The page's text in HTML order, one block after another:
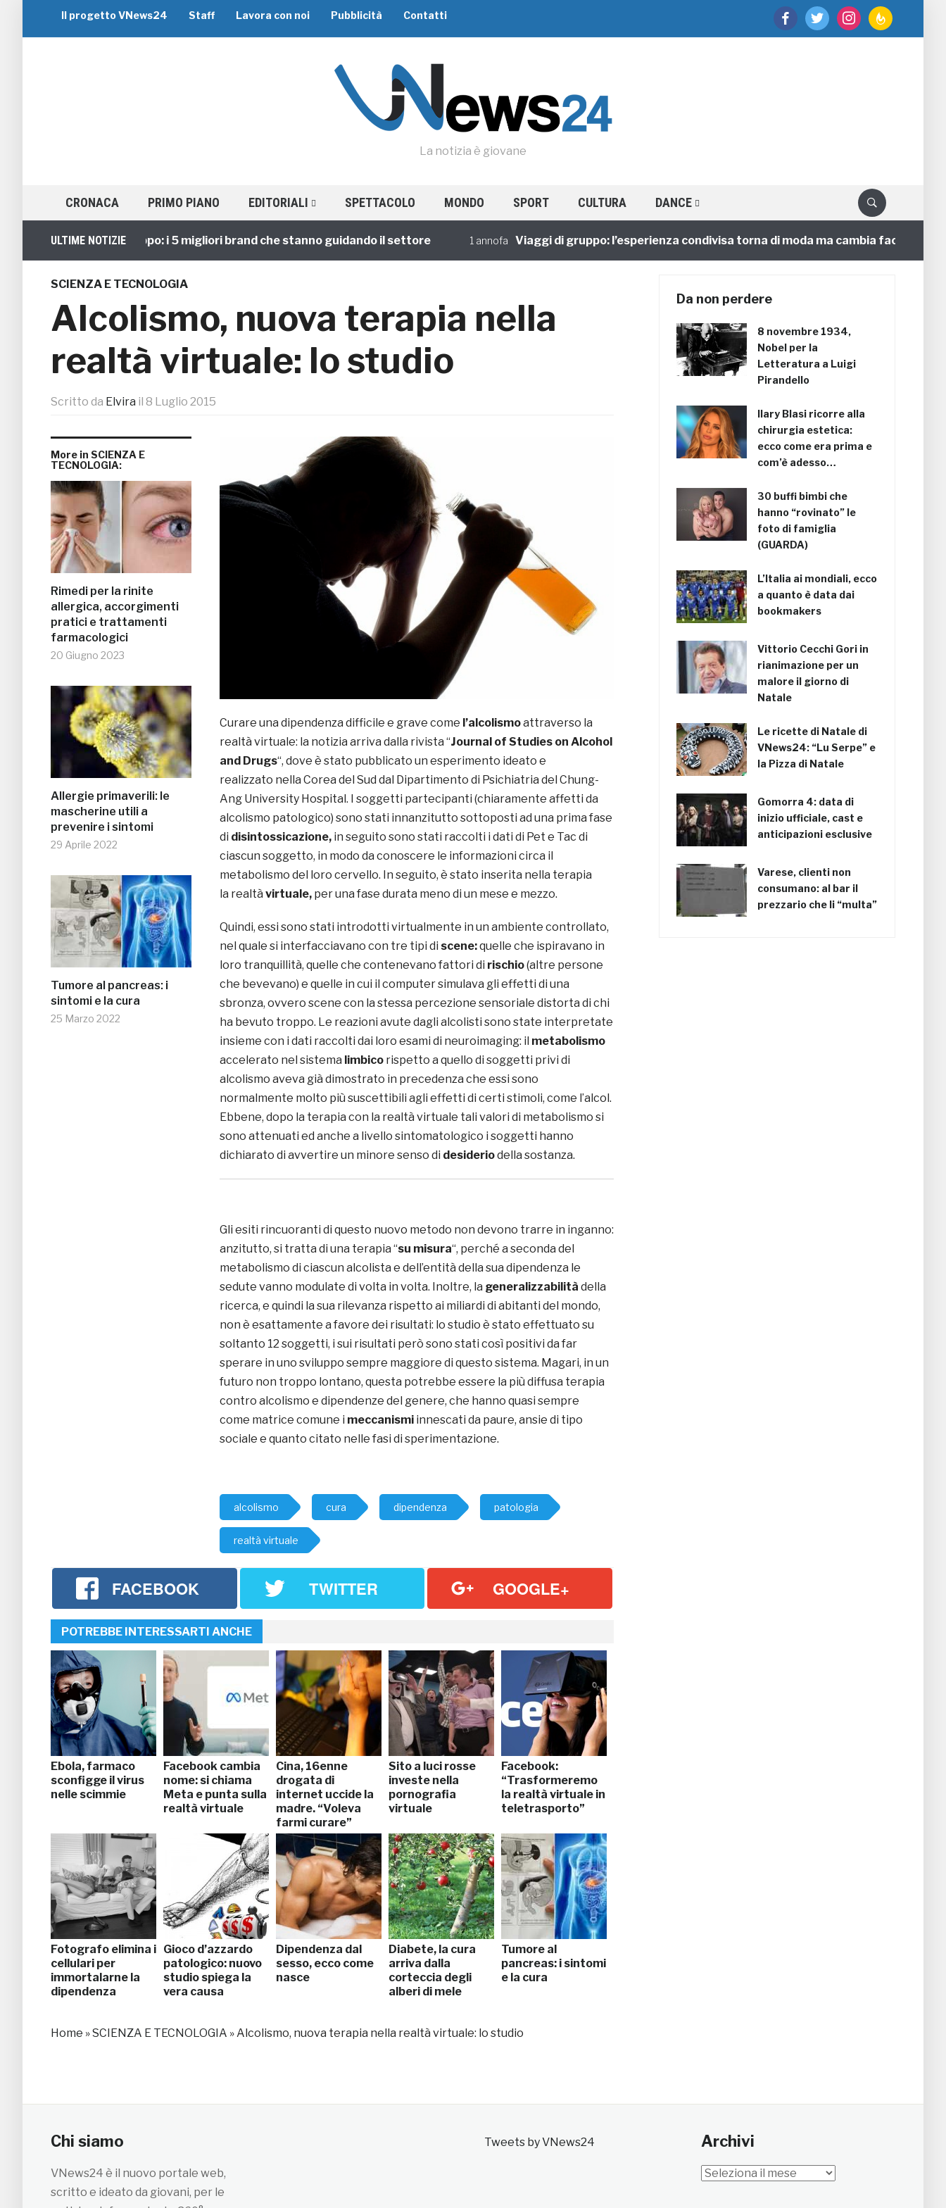
facebooktwitter instagramfeedburner
Il progetto VNews24 Staff Lavora con noi Pubblicità Contatti
La notizia è giovane
CRONACA PRIMO PIANO EDITORIALI SPETTACOLO MONDO SPORT CULTURA DANCE
ULTIME NOTIZIE
Viaggi di Gruppo: i 5 migliori brand che stanno guidando il settore 1 annofa Viaggi di gruppo: l’esperienza condivisa torna di moda ma cambia faccia
SCIENZA E TECNOLOGIA
Alcolismo, nuova terapia nella
realtà virtuale: lo studio
Scritto da Elvira il 8 Luglio 2015
More in SCIENZA E
TECNOLOGIA:
Rimedi per la rinite
allergica, accorgimenti
pratici e trattamenti
farmacologici
20 Giugno 2023
Allergie primaverili: le
mascherine utili a
prevenire i sintomi
29 Aprile 2022
Tumore al pancreas: i
sintomi e la cura
25 Marzo 2022
Curare una dipendenza difficile e grave come l’alcolismoattraverso la
realtà virtuale: la notizia arriva dalla rivista “Journal of Studies on Alcohol
and Drugs“, dove è stato pubblicato un esperimento ideato e
realizzato nella Corea del Sud dal Dipartimento di Psichiatria del Chung-
Ang University Hospital. I soggetti partecipanti (chiaramente affetti da
alcolismo patologico) sono stati innanzitutto sottoposti ad una prima fase
di disintossicazione, in seguito sono stati raccolti i dati di Pet e Tac di
ciascun soggetto, in modo da conoscere le informazioni circa il
metabolismo del loro cervello. In seguito, è stato inserita nella terapia
la realtà virtuale, per una fase durata meno di un mese e mezzo.
Quindi, essi sono stati introdotti virtualmente in un ambiente controllato,
nel quale si interfacciavano con tre tipi di scene:quelle che ispiravano in
loro tranquillità, quelle che contenevano fattori di rischio(altre persone
che bevevano) e quelle in cui il computer simulava gli effetti di una
sbronza, ovvero scene con la stessa percezione sensoriale distorta di chi
ha bevuto troppo. Le reazioni avute dagli alcolisti sono state interpretate
insieme con i dati raccolti dai loro esami di neuroimaging: il metabolismo
accelerato nel sistema limbico rispetto a quello di soggetti privi di
alcolismo aveva già dimostrato in precedenza che essi sono
normalmente molto più suscettibili agli effetti di certi stimoli, come l’alcol.
Ebbene, dopo la terapia con la realtà virtuale tali valori di metabolismo si
sono attenuati ed anche a livello sintomatologico i soggetti hanno
dichiarato di avvertire un minore senso di desideriodella sostanza.
Gli esiti rincuoranti di questo nuovo metodo non devono trarre in inganno:
anzitutto, si tratta di una terapia “su misura“, perché a seconda del
metabolismo di ciascun alcolista e dell’entità della sua dipendenza le
sedute vanno modulate di volta in volta. Inoltre, la generalizzabilità della
ricerca, e quindi la sua rilevanza rispetto ai miliardi di abitanti del mondo,
non è esattamente a favore dei risultati: lo studio è stato effettuato su
soltanto 12 soggetti, i sui risultati però sono stati così positivi da far
sperare in uno sviluppo sempre maggiore di questo sistema. Magari, in un
futuro non troppo lontano, questa potrebbe essere la più diffusa terapia
contro alcolismo e dipendenze del genere, che hanno quasi sempre
come matrice comune i meccanismi innescati da paure, ansie di tipo
sociale e quanto citato nelle fasi di sperimentazione.
alcolismo cura dipendenza patologia
realtà virtuale
FACEBOOK TWITTER GOOGLE+
POTREBBE INTERESSARTI ANCHE
Ebola, farmaco
sconfigge il virus
nelle scimmie
Facebook cambia
nome: si chiama
Meta e punta sulla
realtà virtuale
Cina, 16enne
drogata di
internet uccide la
madre. “Voleva
farmi curare”
Sito a luci rosse
investe nella
pornografia
virtuale
Facebook:
“Trasformeremo
la realtà virtuale in
teletrasporto”
Fotografo elimina i
cellulari per
immortalarne la
dipendenza
Gioco d’azzardo
patologico: nuovo
studio spiega la
vera causa
Dipendenza dal
sesso, ecco come
nasce
Diabete, la cura
arriva dalla
corteccia degli
alberi di mele
Tumore al
pancreas: i sintomi
e la cura
Home »SCIENZA E TECNOLOGIA »Alcolismo, nuova terapia nella realtà virtuale: lo studio
Da non perdere
8 novembre 1934,
Nobel per la
Letteratura a Luigi
Pirandello
Ilary Blasi ricorre alla
chirurgia estetica:
ecco come era prima e
com’è adesso…
30 buffi bimbi che
hanno “rovinato” le
foto di famiglia
(GUARDA)
L’Italia ai mondiali, ecco
a quanto è data dai
bookmakers
Vittorio Cecchi Gori in
rianimazione per un
malore il giorno di
Natale
Le ricette di Natale di
VNews24: “Lu Serpe” e
la Pizza di Natale
Gomorra 4: data di
inizio ufficiale, cast e
anticipazioni esclusive
Varese, clienti non
consumano: al bar il
prezzario che li “multa”
Chi siamo
VNews24 è il nuovo portale web,
scritto e ideato da giovani, per le
Tweets by VNews24 Archivi
Archivi